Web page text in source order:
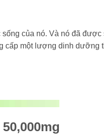
của nó. Và nó đã được
cấp một lượng dinh dưỡng